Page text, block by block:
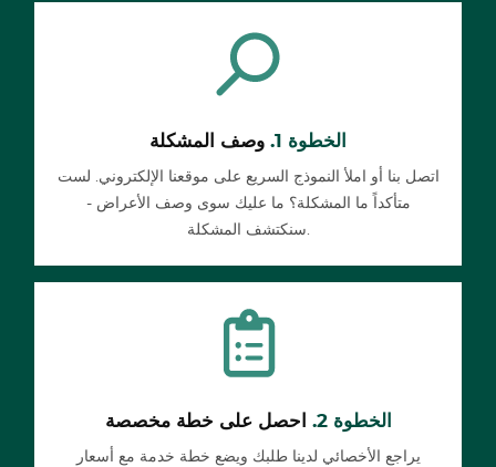
الخطوة 1. وصف المشكلة
اتصل بنا أو املأ النموذج السريع على موقعنا الإلكتروني. لست
متأكداً ما المشكلة؟ ما عليك سوى وصف الأعراض -
سنكتشف المشكلة.
الخطوة 2. احصل على خطة مخصصة
يراجع الأخصائي لدينا طلبك ويضع خطة خدمة مع أسعار